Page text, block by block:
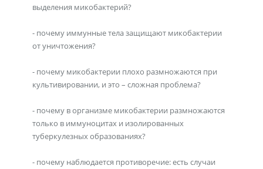
выделения микобактерий?
- почему иммунные тела защищают микобактерии
от уничтожения?
- почему микобактерии плохо размножаются при
культивировании, и это – сложная проблема?
- почему в организме микобактерии размножаются
только в иммуноцитах и изолированных
туберкулезных образованиях?
- почему наблюдается противоречие: есть случаи